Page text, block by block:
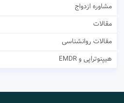
مشاوره ازدواج
مقالات
مقالات روانشناسی
هیپنوتراپی و EMDR